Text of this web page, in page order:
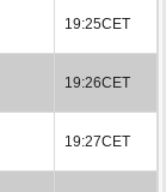
19:25CET
19:26CET
19:27CET